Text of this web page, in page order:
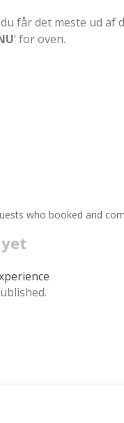
får det meste ud
‘ for oven.
who booked and